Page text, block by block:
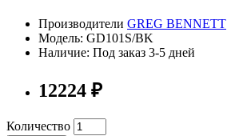
Производители GREG BENNETT
Модель: GD101S/BK
Наличие: Под заказ 3-5 дней
12224 ₽
Количество